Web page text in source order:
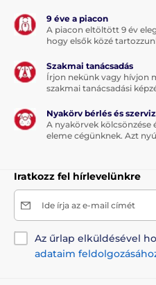
9 éve a piacon
A piacon eltöltött 9 év
hogy elsők közé
Szakmai tanácsadás
Írjon nekünk vagy hívjon
szakmai tanácsadási
Nyakörv bérlés és szerviz
A nyakörvek kölcsönzése
eleme cégünknek. Azt
Iratkozz fel hírlevelünkre
Ide írja az e-mail címét
Az űrlap elküldésével
adataim